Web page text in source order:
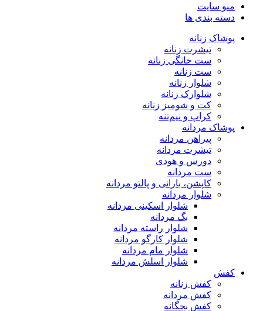
منو سایت
دسته بندی ها
پوشاک زنانه
تیشرت زنانه
ست خانگی زنانه
ست زنانه
شلوار زنانه
شلوارک زنانه
کت و شومیز زنانه
کراپ و نیم‌تنه
پوشاک مردانه
پیراهن مردانه
تیشرت مردانه
دورس و هودی
ست مردانه
کاپشن، بارانی و پالتو مردانه
شلوار مردانه
شلوار اسکینی مردانه
بگ مردانه
شلوار راسته مردانه
شلوار کارگو مردانه
شلوار مام مردانه
شلوار اسلش مردانه
کفش
کفش زنانه
کفش مردانه
کفش بچگانه